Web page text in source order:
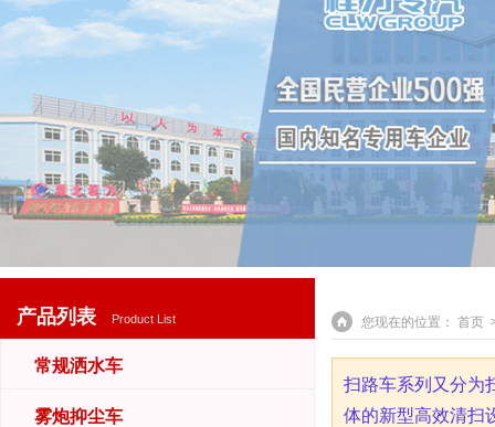
产品列表 Product List
常规洒水车
雾炮抑尘车
您现在的位置： 首页
扫路车系列 又分为
体的新型高效清扫